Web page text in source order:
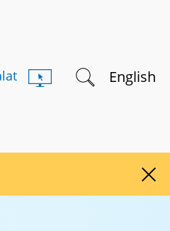
Keresés indítása
English